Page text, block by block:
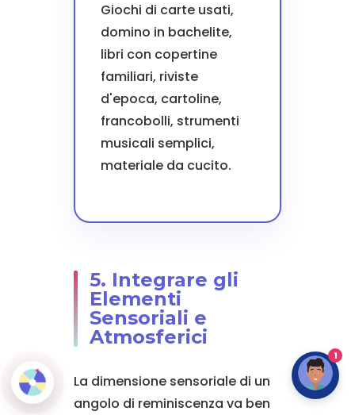
Giochi di carte usati,
domino in bachelite,
libri con copertine
familiari, riviste
d'epoca, cartoline,
francobolli, strumenti
musicali semplici,
materiale da cucito.
5. Integrare gli
Elementi
Sensoriali e
Atmosferici
La dimensione sensoriale di un
angolo di reminiscenza va ben
1